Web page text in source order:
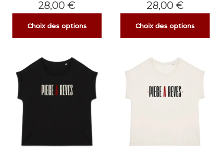
28,00€
Choix des options
28,00 €
Choix des options